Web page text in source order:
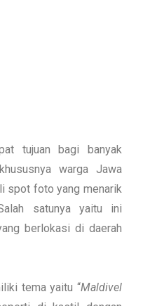
tujuan bagi banyak
warga Jawa
spot foto yang menarik
satunya yaitu ini
berlokasi di daerah
tema yaitu “Maldivel